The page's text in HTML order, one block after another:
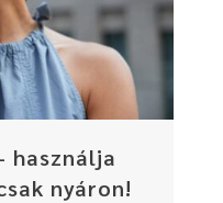
használja
nyáron!